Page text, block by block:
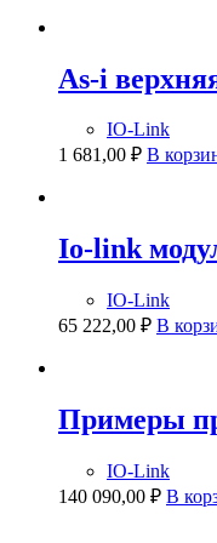
As-i
IO-Link
1 681,00 ₽ В
Io-link
IO-Link
65 222,00 ₽ В
Примеры
IO-Link
140 090,00 ₽ В